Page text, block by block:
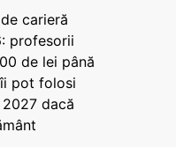
carieră
profesorii
de lei până
pot folosi
dacă